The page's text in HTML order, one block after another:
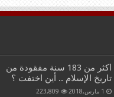
اكثر من 183 سنة مفقودة من
تاريخ الإسلام .. أين اختفت ؟
1 مارس,2018 223,809